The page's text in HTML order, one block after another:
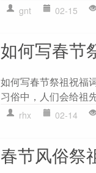
gnt 02-15
如何写春节
如何写春节祭祖祝福
习俗中，人们会给祖
rhx 02-14
春节风俗祭